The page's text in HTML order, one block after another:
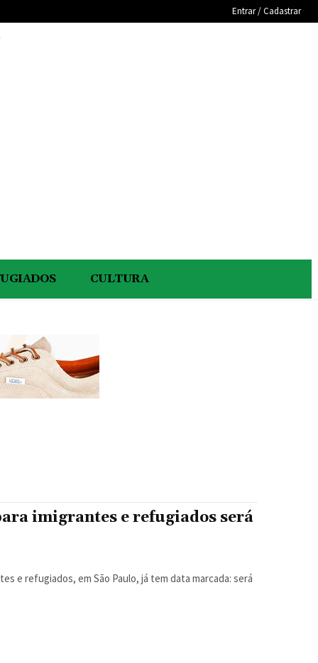
Entrar / Cadastrar
CULTURA
imigrantes e refugiados será
e refugiados, em São Paulo, já tem data marcada: será